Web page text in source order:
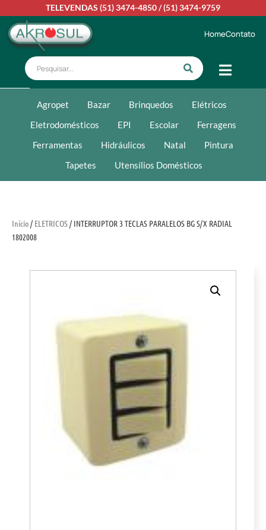
TELEVENDAS (51) 3474-4850/(51) 3474-9759
HomeContato
Agropet Bazar Brinquedos
Elétricos
Eletrodomésticos
EPI Escolar
Ferragens
Ferramentas
Hidráulicos Natal
Pintura
Tapetes
Utensílios Domésticos
Início/ ELETRICOS/ INTERRUPTOR 3 TECLAS PARALELOS BG S/X RADIAL
1802008